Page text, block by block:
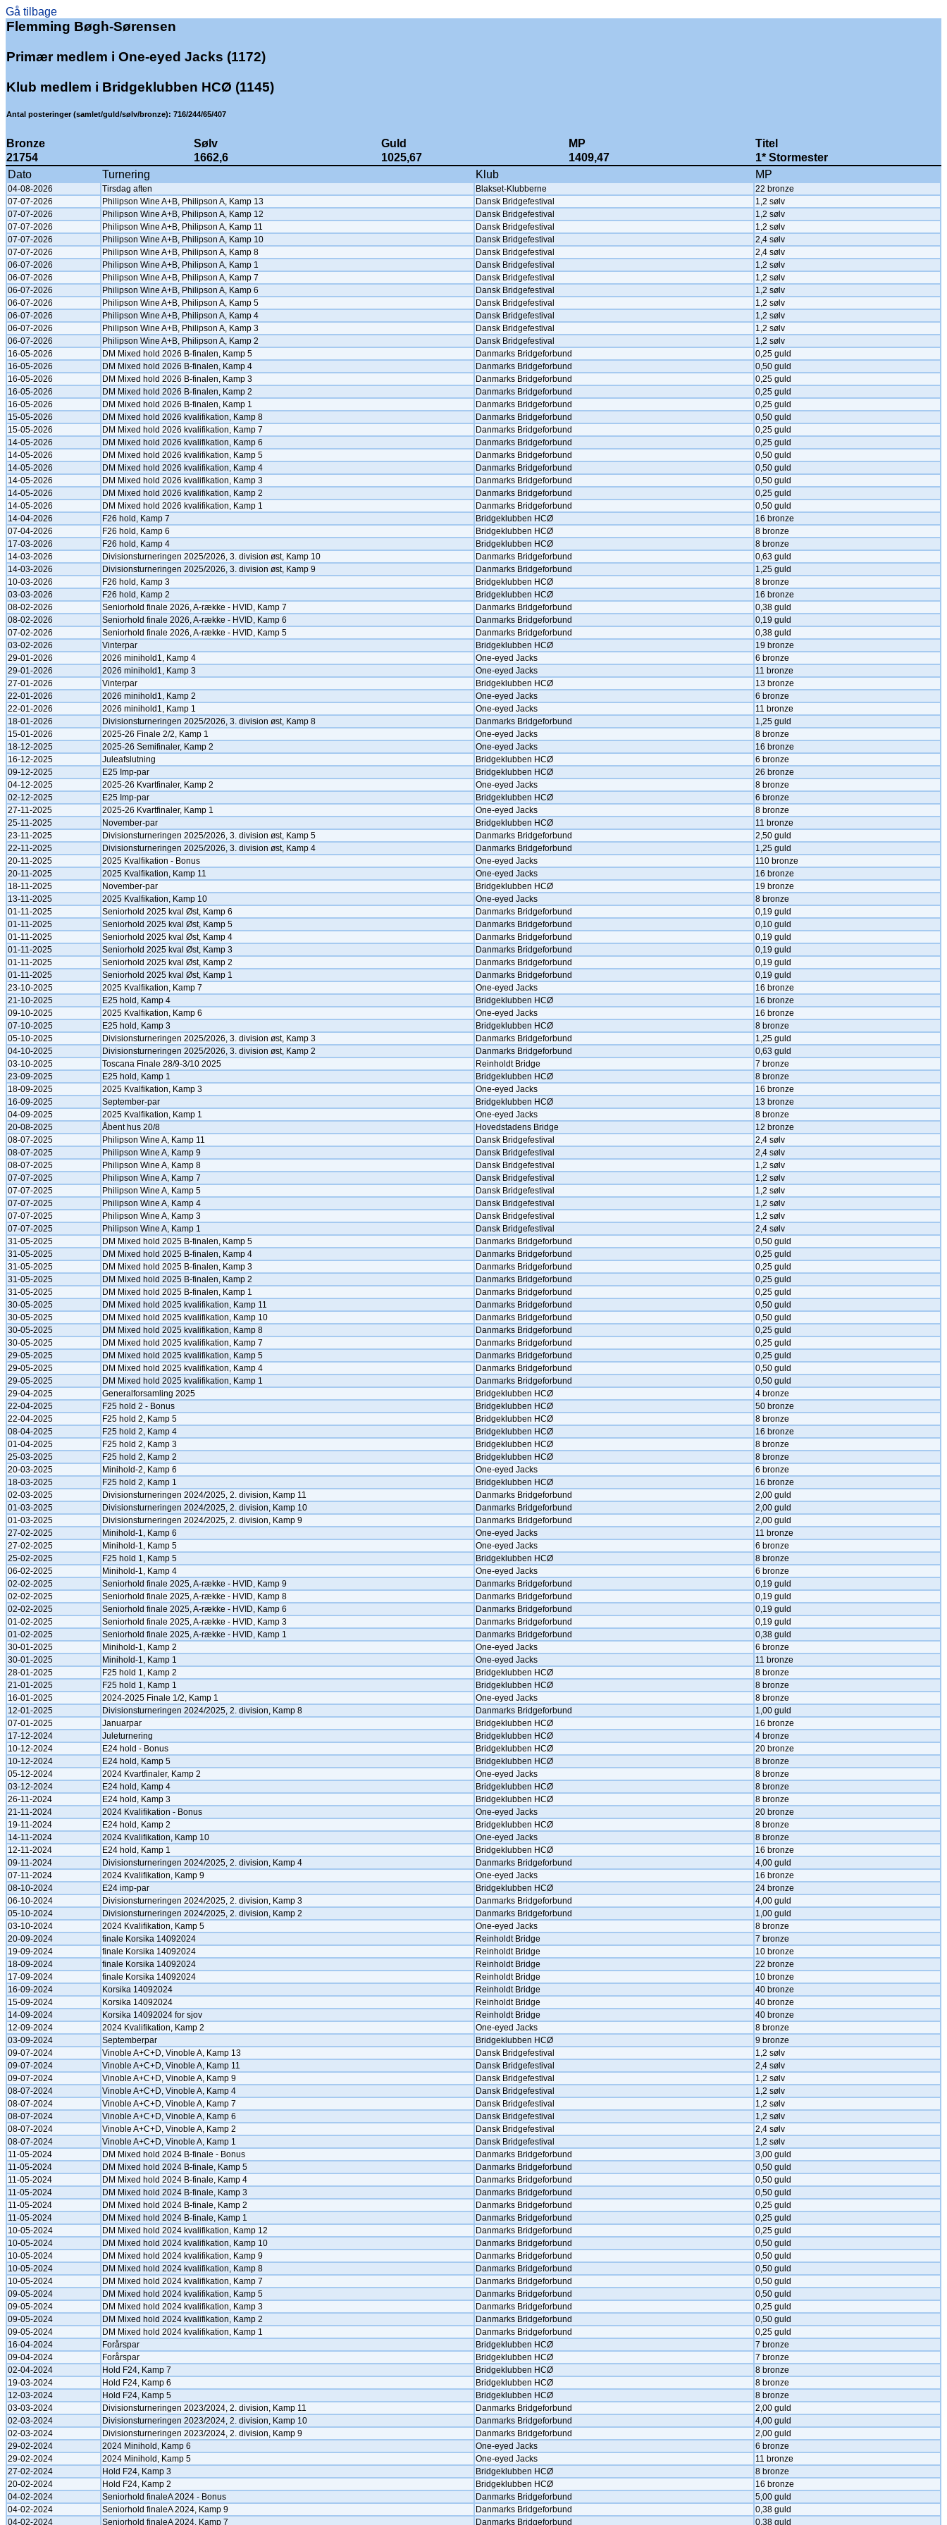
Gå tilbage
Flemming Bøgh-Sørensen
Primær medlem i One-eyed Jacks (1172)
Klub medlem i Bridgeklubben HCØ (1145)
Antal posteringer (samlet/guld/sølv/bronze): 716/244/65/407
Bronze Sølv Guld MP
Titel
21754
1662,6 1025,67 1409,47
1* Stormester
Dato
Turnering Klub MP
04-08-2026 Tirsdag aften Blakset-Klubberne
22 bronze
07-07-2026
Philipson Wine A+B, Philipson A, Kamp 13 Dansk Bridgefestival
1,2 sølv
07-07-2026
Philipson Wine A+B, Philipson A, Kamp 12 Dansk Bridgefestival
1,2 sølv
07-07-2026
Philipson Wine A+B, Philipson A, Kamp 11 Dansk Bridgefestival
1,2 sølv
07-07-2026
Philipson Wine A+B, Philipson A, Kamp 10 Dansk Bridgefestival
2,4 sølv
07-07-2026
Philipson Wine A+B, Philipson A, Kamp 8 Dansk Bridgefestival
2,4 sølv
06-07-2026
Philipson Wine A+B, Philipson A, Kamp 1 Dansk Bridgefestival
1,2 sølv
06-07-2026
Philipson Wine A+B, Philipson A, Kamp 7 Dansk Bridgefestival
1,2 sølv
06-07-2026
Philipson Wine A+B, Philipson A, Kamp 6 Dansk Bridgefestival
1,2 sølv
06-07-2026
Philipson Wine A+B, Philipson A, Kamp 5 Dansk Bridgefestival
1,2 sølv
06-07-2026
Philipson Wine A+B, Philipson A, Kamp 4 Dansk Bridgefestival
1,2 sølv
06-07-2026
Philipson Wine A+B, Philipson A, Kamp 3 Dansk Bridgefestival
1,2 sølv
06-07-2026
Philipson Wine A+B, Philipson A, Kamp 2 Dansk Bridgefestival
1,2 sølv
16-05-2026
DM Mixed hold 2026 B-finalen, Kamp 5 Danmarks Bridgeforbund
0,25 guld
16-05-2026
DM Mixed hold 2026 B-finalen, Kamp 4 Danmarks Bridgeforbund
0,50 guld
16-05-2026
DM Mixed hold 2026 B-finalen, Kamp 3 Danmarks Bridgeforbund
0,25 guld
16-05-2026
DM Mixed hold 2026 B-finalen, Kamp 2 Danmarks Bridgeforbund
0,25 guld
16-05-2026
DM Mixed hold 2026 B-finalen, Kamp 1 Danmarks Bridgeforbund
0,25 guld
15-05-2026
DM Mixed hold 2026 kvalifikation, Kamp 8 Danmarks Bridgeforbund
0,50 guld
15-05-2026
DM Mixed hold 2026 kvalifikation, Kamp 7 Danmarks Bridgeforbund
0,25 guld
14-05-2026
DM Mixed hold 2026 kvalifikation, Kamp 6 Danmarks Bridgeforbund
0,25 guld
14-05-2026
DM Mixed hold 2026 kvalifikation, Kamp 5 Danmarks Bridgeforbund
0,50 guld
14-05-2026
DM Mixed hold 2026 kvalifikation, Kamp 4 Danmarks Bridgeforbund
0,50 guld
14-05-2026
DM Mixed hold 2026 kvalifikation, Kamp 3 Danmarks Bridgeforbund
0,50 guld
14-05-2026
DM Mixed hold 2026 kvalifikation, Kamp 2 Danmarks Bridgeforbund
0,25 guld
14-05-2026
DM Mixed hold 2026 kvalifikation, Kamp 1 Danmarks Bridgeforbund
0,50 guld
14-04-2026
F26 hold, Kamp 7 Bridgeklubben HCØ
16 bronze
07-04-2026
F26 hold, Kamp 6 Bridgeklubben HCØ
8 bronze
17-03-2026
F26 hold, Kamp 4 Bridgeklubben HCØ
8 bronze
14-03-2026
Divisionsturneringen 2025/2026, 3. division øst, Kamp 10 Danmarks Bridgeforbund
0,63 guld
14-03-2026
Divisionsturneringen 2025/2026, 3. division øst, Kamp 9 Danmarks Bridgeforbund
1,25 guld
10-03-2026
F26 hold, Kamp 3 Bridgeklubben HCØ
8 bronze
03-03-2026
F26 hold, Kamp 2 Bridgeklubben HCØ
16 bronze
08-02-2026
Seniorhold finale 2026, A-række - HVID, Kamp 7 Danmarks Bridgeforbund
0,38 guld
08-02-2026
Seniorhold finale 2026, A-række - HVID, Kamp 6 Danmarks Bridgeforbund
0,19 guld
07-02-2026
Seniorhold finale 2026, A-række - HVID, Kamp 5 Danmarks Bridgeforbund
0,38 guld
03-02-2026
Vinterpar Bridgeklubben HCØ
19 bronze
29-01-2026
2026 minihold1, Kamp 4 One-eyed Jacks
6 bronze
29-01-2026
2026 minihold1, Kamp 3 One-eyed Jacks
11 bronze
27-01-2026
Vinterpar Bridgeklubben HCØ
13 bronze
22-01-2026
2026 minihold1, Kamp 2 One-eyed Jacks
6 bronze
22-01-2026
2026 minihold1, Kamp 1 One-eyed Jacks
11 bronze
18-01-2026
Divisionsturneringen 2025/2026, 3. division øst, Kamp 8 Danmarks Bridgeforbund
1,25 guld
15-01-2026
2025-26 Finale 2/2, Kamp 1 One-eyed Jacks
8 bronze
18-12-2025
2025-26 Semifinaler, Kamp 2 One-eyed Jacks
16 bronze
16-12-2025
Juleafslutning Bridgeklubben HCØ
6 bronze
09-12-2025
E25 Imp-par Bridgeklubben HCØ
26 bronze
04-12-2025
2025-26 Kvartfinaler, Kamp 2 One-eyed Jacks
8 bronze
02-12-2025
E25 Imp-par Bridgeklubben HCØ
6 bronze
27-11-2025
2025-26 Kvartfinaler, Kamp 1 One-eyed Jacks
8 bronze
25-11-2025
November-par Bridgeklubben HCØ
11 bronze
23-11-2025
Divisionsturneringen 2025/2026, 3. division øst, Kamp 5 Danmarks Bridgeforbund
2,50 guld
22-11-2025
Divisionsturneringen 2025/2026, 3. division øst, Kamp 4 Danmarks Bridgeforbund
1,25 guld
20-11-2025
2025 Kvalfikation - Bonus One-eyed Jacks
110 bronze
20-11-2025
2025 Kvalfikation, Kamp 11 One-eyed Jacks
16 bronze
18-11-2025
November-par Bridgeklubben HCØ
19 bronze
13-11-2025
2025 Kvalfikation, Kamp 10 One-eyed Jacks
8 bronze
01-11-2025
Seniorhold 2025 kval Øst, Kamp 6 Danmarks Bridgeforbund
0,19 guld
01-11-2025
Seniorhold 2025 kval Øst, Kamp 5 Danmarks Bridgeforbund
0,10 guld
01-11-2025
Seniorhold 2025 kval Øst, Kamp 4 Danmarks Bridgeforbund
0,19 guld
01-11-2025
Seniorhold 2025 kval Øst, Kamp 3 Danmarks Bridgeforbund
0,19 guld
01-11-2025
Seniorhold 2025 kval Øst, Kamp 2 Danmarks Bridgeforbund
0,19 guld
01-11-2025
Seniorhold 2025 kval Øst, Kamp 1 Danmarks Bridgeforbund
0,19 guld
23-10-2025
2025 Kvalfikation, Kamp 7 One-eyed Jacks
16 bronze
21-10-2025
E25 hold, Kamp 4 Bridgeklubben HCØ
16 bronze
09-10-2025
2025 Kvalfikation, Kamp 6 One-eyed Jacks
16 bronze
07-10-2025
E25 hold, Kamp 3 Bridgeklubben HCØ
8 bronze
05-10-2025
Divisionsturneringen 2025/2026, 3. division øst, Kamp 3 Danmarks Bridgeforbund
1,25 guld
04-10-2025
Divisionsturneringen 2025/2026, 3. division øst, Kamp 2 Danmarks Bridgeforbund
0,63 guld
03-10-2025
Toscana Finale 28/9-3/10 2025 Reinholdt Bridge
7 bronze
23-09-2025
E25 hold, Kamp 1 Bridgeklubben HCØ
8 bronze
18-09-2025
2025 Kvalfikation, Kamp 3 One-eyed Jacks
16 bronze
16-09-2025
September-par Bridgeklubben HCØ
13 bronze
04-09-2025
2025 Kvalfikation, Kamp 1 One-eyed Jacks
8 bronze
20-08-2025
Åbent hus 20/8 Hovedstadens Bridge
12 bronze
08-07-2025
Philipson Wine A, Kamp 11 Dansk Bridgefestival
2,4 sølv
08-07-2025
Philipson Wine A, Kamp 9 Dansk Bridgefestival
2,4 sølv
08-07-2025
Philipson Wine A, Kamp 8 Dansk Bridgefestival
1,2 sølv
07-07-2025
Philipson Wine A, Kamp 7 Dansk Bridgefestival
1,2 sølv
07-07-2025
Philipson Wine A, Kamp 5 Dansk Bridgefestival
1,2 sølv
07-07-2025
Philipson Wine A, Kamp 4 Dansk Bridgefestival
1,2 sølv
07-07-2025
Philipson Wine A, Kamp 3 Dansk Bridgefestival
1,2 sølv
07-07-2025
Philipson Wine A, Kamp 1 Dansk Bridgefestival
2,4 sølv
31-05-2025
DM Mixed hold 2025 B-finalen, Kamp 5 Danmarks Bridgeforbund
0,50 guld
31-05-2025
DM Mixed hold 2025 B-finalen, Kamp 4 Danmarks Bridgeforbund
0,25 guld
31-05-2025
DM Mixed hold 2025 B-finalen, Kamp 3 Danmarks Bridgeforbund
0,25 guld
31-05-2025
DM Mixed hold 2025 B-finalen, Kamp 2 Danmarks Bridgeforbund
0,25 guld
31-05-2025
DM Mixed hold 2025 B-finalen, Kamp 1 Danmarks Bridgeforbund
0,25 guld
30-05-2025
DM Mixed hold 2025 kvalifikation, Kamp 11 Danmarks Bridgeforbund
0,50 guld
30-05-2025
DM Mixed hold 2025 kvalifikation, Kamp 10 Danmarks Bridgeforbund
0,50 guld
30-05-2025
DM Mixed hold 2025 kvalifikation, Kamp 8 Danmarks Bridgeforbund
0,25 guld
30-05-2025
DM Mixed hold 2025 kvalifikation, Kamp 7 Danmarks Bridgeforbund
0,25 guld
29-05-2025
DM Mixed hold 2025 kvalifikation, Kamp 5 Danmarks Bridgeforbund
0,25 guld
29-05-2025
DM Mixed hold 2025 kvalifikation, Kamp 4 Danmarks Bridgeforbund
0,50 guld
29-05-2025
DM Mixed hold 2025 kvalifikation, Kamp 1 Danmarks Bridgeforbund
0,50 guld
29-04-2025
Generalforsamling 2025 Bridgeklubben HCØ
4 bronze
22-04-2025
F25 hold 2 - Bonus Bridgeklubben HCØ
50 bronze
22-04-2025
F25 hold 2, Kamp 5 Bridgeklubben HCØ
8 bronze
08-04-2025
F25 hold 2, Kamp 4 Bridgeklubben HCØ
16 bronze
01-04-2025
F25 hold 2, Kamp 3 Bridgeklubben HCØ
8 bronze
25-03-2025
F25 hold 2, Kamp 2 Bridgeklubben HCØ
8 bronze
20-03-2025
Minihold-2, Kamp 6 One-eyed Jacks
6 bronze
18-03-2025
F25 hold 2, Kamp 1 Bridgeklubben HCØ
16 bronze
02-03-2025
Divisionsturneringen 2024/2025, 2. division, Kamp 11 Danmarks Bridgeforbund
2,00 guld
01-03-2025
Divisionsturneringen 2024/2025, 2. division, Kamp 10 Danmarks Bridgeforbund
2,00 guld
01-03-2025
Divisionsturneringen 2024/2025, 2. division, Kamp 9 Danmarks Bridgeforbund
2,00 guld
27-02-2025
Minihold-1, Kamp 6 One-eyed Jacks
11 bronze
27-02-2025
Minihold-1, Kamp 5 One-eyed Jacks
6 bronze
25-02-2025
F25 hold 1, Kamp 5 Bridgeklubben HCØ
8 bronze
06-02-2025
Minihold-1, Kamp 4 One-eyed Jacks
6 bronze
02-02-2025
Seniorhold finale 2025, A-række - HVID, Kamp 9 Danmarks Bridgeforbund
0,19 guld
02-02-2025
Seniorhold finale 2025, A-række - HVID, Kamp 8 Danmarks Bridgeforbund
0,19 guld
02-02-2025
Seniorhold finale 2025, A-række - HVID, Kamp 6 Danmarks Bridgeforbund
0,19 guld
01-02-2025
Seniorhold finale 2025, A-række - HVID, Kamp 3 Danmarks Bridgeforbund
0,19 guld
01-02-2025
Seniorhold finale 2025, A-række - HVID, Kamp 1 Danmarks Bridgeforbund
0,38 guld
30-01-2025
Minihold-1, Kamp 2 One-eyed Jacks
6 bronze
30-01-2025
Minihold-1, Kamp 1 One-eyed Jacks
11 bronze
28-01-2025
F25 hold 1, Kamp 2 Bridgeklubben HCØ
8 bronze
21-01-2025
F25 hold 1, Kamp 1 Bridgeklubben HCØ
8 bronze
16-01-2025
2024-2025 Finale 1/2, Kamp 1 One-eyed Jacks
8 bronze
12-01-2025
Divisionsturneringen 2024/2025, 2. division, Kamp 8 Danmarks Bridgeforbund
1,00 guld
07-01-2025
Januarpar Bridgeklubben HCØ
16 bronze
17-12-2024
Juleturnering Bridgeklubben HCØ
4 bronze
10-12-2024
E24 hold - Bonus Bridgeklubben HCØ
20 bronze
10-12-2024
E24 hold, Kamp 5 Bridgeklubben HCØ
8 bronze
05-12-2024
2024 Kvartfinaler, Kamp 2 One-eyed Jacks
8 bronze
03-12-2024
E24 hold, Kamp 4 Bridgeklubben HCØ
8 bronze
26-11-2024
E24 hold, Kamp 3 Bridgeklubben HCØ
8 bronze
21-11-2024
2024 Kvalifikation - Bonus One-eyed Jacks
20 bronze
19-11-2024
E24 hold, Kamp 2 Bridgeklubben HCØ
8 bronze
14-11-2024
2024 Kvalifikation, Kamp 10 One-eyed Jacks
8 bronze
12-11-2024
E24 hold, Kamp 1 Bridgeklubben HCØ
16 bronze
09-11-2024
Divisionsturneringen 2024/2025, 2. division, Kamp 4 Danmarks Bridgeforbund
4,00 guld
07-11-2024
2024 Kvalifikation, Kamp 9 One-eyed Jacks
16 bronze
08-10-2024
E24 imp-par Bridgeklubben HCØ
24 bronze
06-10-2024
Divisionsturneringen 2024/2025, 2. division, Kamp 3 Danmarks Bridgeforbund
4,00 guld
05-10-2024
Divisionsturneringen 2024/2025, 2. division, Kamp 2 Danmarks Bridgeforbund
1,00 guld
03-10-2024
2024 Kvalifikation, Kamp 5 One-eyed Jacks
8 bronze
20-09-2024
finale Korsika 14092024 Reinholdt Bridge
7 bronze
19-09-2024
finale Korsika 14092024 Reinholdt Bridge
10 bronze
18-09-2024
finale Korsika 14092024 Reinholdt Bridge
22 bronze
17-09-2024
finale Korsika 14092024 Reinholdt Bridge
10 bronze
16-09-2024
Korsika 14092024 Reinholdt Bridge
40 bronze
15-09-2024
Korsika 14092024 Reinholdt Bridge
40 bronze
14-09-2024
Korsika 14092024 for sjov Reinholdt Bridge
40 bronze
12-09-2024
2024 Kvalifikation, Kamp 2 One-eyed Jacks
8 bronze
03-09-2024
Septemberpar Bridgeklubben HCØ
9 bronze
09-07-2024
Vinoble A+C+D, Vinoble A, Kamp 13 Dansk Bridgefestival
1,2 sølv
09-07-2024
Vinoble A+C+D, Vinoble A, Kamp 11 Dansk Bridgefestival
2,4 sølv
09-07-2024
Vinoble A+C+D, Vinoble A, Kamp 9 Dansk Bridgefestival
1,2 sølv
08-07-2024
Vinoble A+C+D, Vinoble A, Kamp 4 Dansk Bridgefestival
1,2 sølv
08-07-2024
Vinoble A+C+D, Vinoble A, Kamp 7 Dansk Bridgefestival
1,2 sølv
08-07-2024
Vinoble A+C+D, Vinoble A, Kamp 6 Dansk Bridgefestival
1,2 sølv
08-07-2024
Vinoble A+C+D, Vinoble A, Kamp 2 Dansk Bridgefestival
2,4 sølv
08-07-2024
Vinoble A+C+D, Vinoble A, Kamp 1 Dansk Bridgefestival
1,2 sølv
11-05-2024
DM Mixed hold 2024 B-finale - Bonus Danmarks Bridgeforbund
3,00 guld
11-05-2024
DM Mixed hold 2024 B-finale, Kamp 5 Danmarks Bridgeforbund
0,50 guld
11-05-2024
DM Mixed hold 2024 B-finale, Kamp 4 Danmarks Bridgeforbund
0,50 guld
11-05-2024
DM Mixed hold 2024 B-finale, Kamp 3 Danmarks Bridgeforbund
0,50 guld
11-05-2024
DM Mixed hold 2024 B-finale, Kamp 2 Danmarks Bridgeforbund
0,25 guld
11-05-2024
DM Mixed hold 2024 B-finale, Kamp 1 Danmarks Bridgeforbund
0,25 guld
10-05-2024
DM Mixed hold 2024 kvalifikation, Kamp 12 Danmarks Bridgeforbund
0,25 guld
10-05-2024
DM Mixed hold 2024 kvalifikation, Kamp 10 Danmarks Bridgeforbund
0,50 guld
10-05-2024
DM Mixed hold 2024 kvalifikation, Kamp 9 Danmarks Bridgeforbund
0,50 guld
10-05-2024
DM Mixed hold 2024 kvalifikation, Kamp 8 Danmarks Bridgeforbund
0,50 guld
10-05-2024
DM Mixed hold 2024 kvalifikation, Kamp 7 Danmarks Bridgeforbund
0,50 guld
09-05-2024
DM Mixed hold 2024 kvalifikation, Kamp 5 Danmarks Bridgeforbund
0,50 guld
09-05-2024
DM Mixed hold 2024 kvalifikation, Kamp 3 Danmarks Bridgeforbund
0,25 guld
09-05-2024
DM Mixed hold 2024 kvalifikation, Kamp 2 Danmarks Bridgeforbund
0,50 guld
09-05-2024
DM Mixed hold 2024 kvalifikation, Kamp 1 Danmarks Bridgeforbund
0,25 guld
16-04-2024
Forårspar Bridgeklubben HCØ
7 bronze
09-04-2024
Forårspar Bridgeklubben HCØ
7 bronze
02-04-2024
Hold F24, Kamp 7 Bridgeklubben HCØ
8 bronze
19-03-2024
Hold F24, Kamp 6 Bridgeklubben HCØ
8 bronze
12-03-2024
Hold F24, Kamp 5 Bridgeklubben HCØ
8 bronze
03-03-2024
Divisionsturneringen 2023/2024, 2. division, Kamp 11 Danmarks Bridgeforbund
2,00 guld
02-03-2024
Divisionsturneringen 2023/2024, 2. division, Kamp 10 Danmarks Bridgeforbund
4,00 guld
02-03-2024
Divisionsturneringen 2023/2024, 2. division, Kamp 9 Danmarks Bridgeforbund
2,00 guld
29-02-2024
2024 Minihold, Kamp 6 One-eyed Jacks
6 bronze
29-02-2024
2024 Minihold, Kamp 5 One-eyed Jacks
11 bronze
27-02-2024
Hold F24, Kamp 3 Bridgeklubben HCØ
8 bronze
20-02-2024
Hold F24, Kamp 2 Bridgeklubben HCØ
16 bronze
04-02-2024
Seniorhold finaleA 2024 - Bonus Danmarks Bridgeforbund
5,00 guld
04-02-2024
Seniorhold finaleA 2024, Kamp 9 Danmarks Bridgeforbund
0,38 guld
04-02-2024
Seniorhold finaleA 2024, Kamp 7 Danmarks Bridgeforbund 0,38 guld